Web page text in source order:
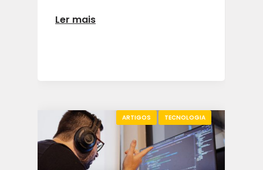
Ler mais
ARTIGOS TECNOLOGIA